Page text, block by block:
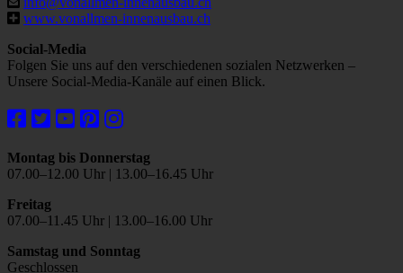
www.vonallmen-innenausbau.ch
Social-Media
Folgen Sie uns auf den verschiedenen sozialen Netzwerken –
Unsere Social-Media-Kanäle auf einen Blick.
Montag bis Donnerstag
07.00–12.00 Uhr | 13.00–16.45 Uhr
Freitag
07.00–11.45 Uhr | 13.00–16.00 Uhr
Samstag und Sonntag
Geschlossen